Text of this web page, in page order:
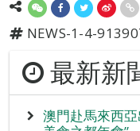
NEWS-1-4-
最新新
澳門赴馬來西